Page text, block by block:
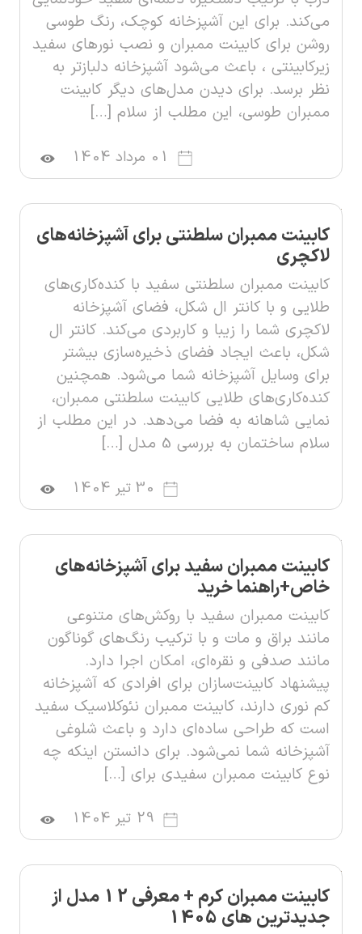
می‌کند. برای این آشپزخانه کوچک، رنگ طوسی
روشن برای کابینت ممبران و نصب نورهای سفید
زیرکابینتی ، باعث می‌شود آشپزخانه دلبازتر به
نظر برسد. برای دیدن مدل‌های دیگر کابینت
ممبران طوسی، این مطلب از سلام […]
01 مرداد 1404
کابینت ممبران سلطنتی برای آشپزخانه‌های
لاکچری
کابینت ممبران سلطنتی سفید با کنده‌کاری‌های
طلایی و با کانتر ال شکل، فضای آشپزخانه
لاکچری شما را زیبا و کاربردی می‌کند. کانتر ال
شکل، باعث ایجاد فضای ذخیره‌سازی بیشتر
برای وسایل آشپزخانه شما می‌شود. همچنین
کنده‌کاری‌های طلایی کابینت سلطنتی ممبران،
نمایی شاهانه به فضا می‌دهد. در این مطلب از
سلام ساختمان به بررسی 5 مدل […]
30 تیر 1404
کابینت ممبران سفید برای آشپزخانه‌های
خاص+راهنما خرید
کابینت ممبران سفید با روکش‌های متنوعی
مانند براق و مات و با ترکیب رنگ‌های گوناگون
مانند صدفی و نقره‌ای، امکان اجرا دارد.
پیشنهاد کابینت‌سازان برای افرادی که آشپزخانه
کم نوری دارند، کابینت ممبران نئوکلاسیک سفید
است که طراحی ساده‌ای دارد و باعث شلوغی
آشپزخانه شما نمی‌شود. برای دانستن اینکه چه
نوع کابینت ممبران سفیدی برای […]
29 تیر 1404
کابینت ممبران کرم + معرفی 12 مدل از
جدیدترین های 1405